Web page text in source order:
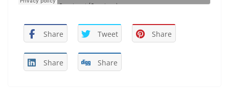
Share Tweet Share
Share Share